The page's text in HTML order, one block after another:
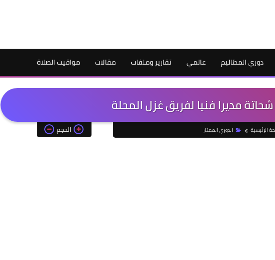
دوري المظاليم عالمي تقارير وملفات مقالات مواقيت الصلاة
مديرا فنيا لفريق غزل المحلة
الرئيسية الدوري الممتاز الحجم